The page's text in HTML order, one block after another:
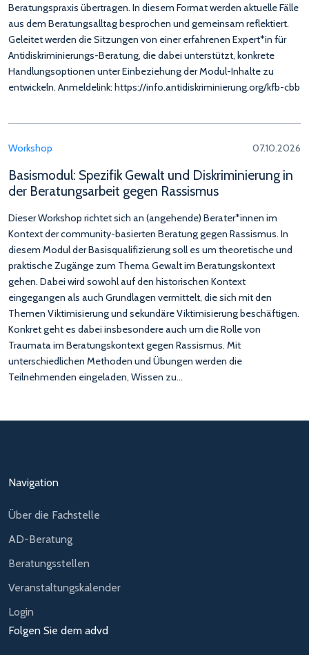
Beratungspraxis übertragen. In diesem Format werden aktuelle Fälle
aus dem Beratungsalltag besprochen und gemeinsam reflektiert.
Geleitet werden die Sitzungen von einer erfahrenen Expert*in für
Antidiskriminierungs-Beratung, die dabei unterstützt, konkrete
Handlungsoptionen unter Einbeziehung der Modul-Inhalte zu
entwickeln. Anmeldelink: https://info.antidiskriminierung.org/kfb-cbb
Workshop 07.10.2026
Basismodul: Spezifik Gewalt und Diskriminierung in
der Beratungsarbeit gegen Rassismus
Dieser Workshop richtet sich an (angehende) Berater*innen im
Kontext der community-basierten Beratung gegen Rassismus. In
diesem Modul der Basisqualifizierung soll es um theoretische und
praktische Zugänge zum Thema Gewalt im Beratungskontext
gehen. Dabei wird sowohl auf den historischen Kontext
eingegangen als auch Grundlagen vermittelt, die sich mit den
Themen Viktimisierung und sekundäre Viktimisierung beschäftigen.
Konkret geht es dabei insbesondere auch um die Rolle von
Traumata im Beratungskontext gegen Rassismus. Mit
unterschiedlichen Methoden und Übungen werden die
Teilnehmenden eingeladen, Wissen zu…
Navigation
Über die Fachstelle
AD-Beratung
Beratungsstellen
Veranstaltungskalender
Login
Folgen Sie dem advd